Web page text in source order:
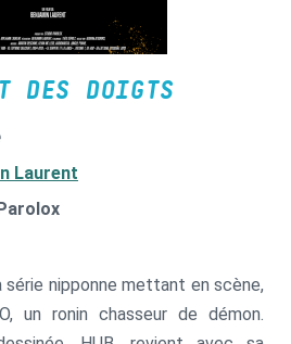
DES DOIGTS
Laurent
nipponne mettant en scène,
un ronin chasseur de démon.